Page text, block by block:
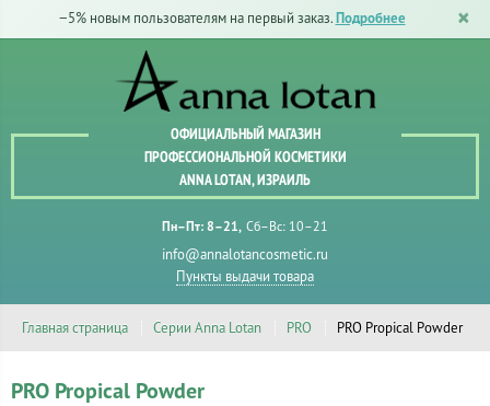
−5% новым пользователям на первый заказ. Подробнее
ОФИЦИАЛЬНЫЙ МАГАЗИН
ПРОФЕССИОНАЛЬНОЙ КОСМЕТИКИ
ANNA LOTAN, ИЗРАИЛЬ
Пн–Пт: 8–21 Сб–Вс: 10–21
info@annalotancosmetic.ru
Пункты выдачи товара
Главная страница Серии Anna Lotan PRO PRO Propical Powder
PRO Propical Powder